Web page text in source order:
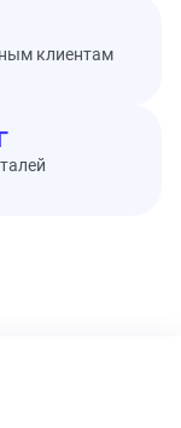
клиентам